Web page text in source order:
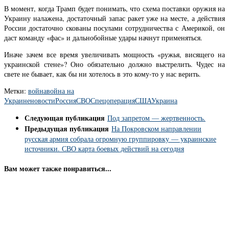
В момент, когда Трамп будет понимать, что схема поставки оружия на
Украину налажена, достаточный запас ракет уже на месте, а действия
России достаточно скованы посулами сотрудничества с Америкой, он
даст команду «фас» и дальнобойные удары начнут применяться.
Иначе зачем все время увеличивать мощность «ружья, висящего на
украинской стене»? Оно обязательно должно выстрелить. Чудес на
свете не бывает, как бы ни хотелось в это кому-то у нас верить.
Метки: войнавойна на
УкраиненовостиРоссияСВОСпецоперацияСШАУкраина
Следующая публикация Под запретом — жертвенность.
Предыдущая публикация На Покровском направлении
русская армия собрала огромную группировку — украинские
источники. СВО карта боевых действий на сегодня
Вам может также понравиться...